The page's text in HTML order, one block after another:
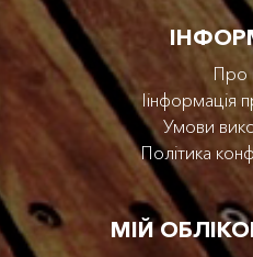
Про
Iінформація
Умови
Політика
МІЙ